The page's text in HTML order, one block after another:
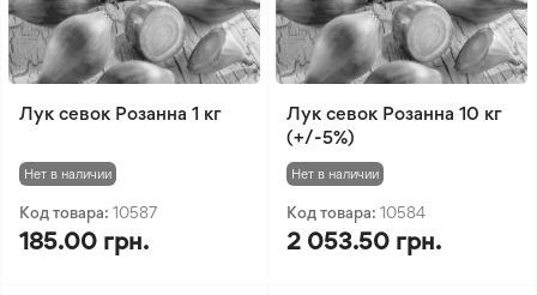
Лук севок Розанна 1 кг
Нет в наличии
Код товара: 10587
185.00 грн.
Лук севок Розанна 10 кг
(+/-5%)
Нет в наличии
Код товара: 10584
2 053.50 грн.